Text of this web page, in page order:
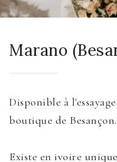
Marano
Disponible à
boutique de Besançon.
Existe en ivoire